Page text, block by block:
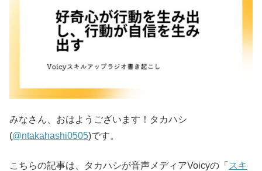
みなさん、おはようございます！タカハシ
(@ntakahashi0505)です。
こちらの記事は、タカハシが音声メディアVoicyの「 スキ